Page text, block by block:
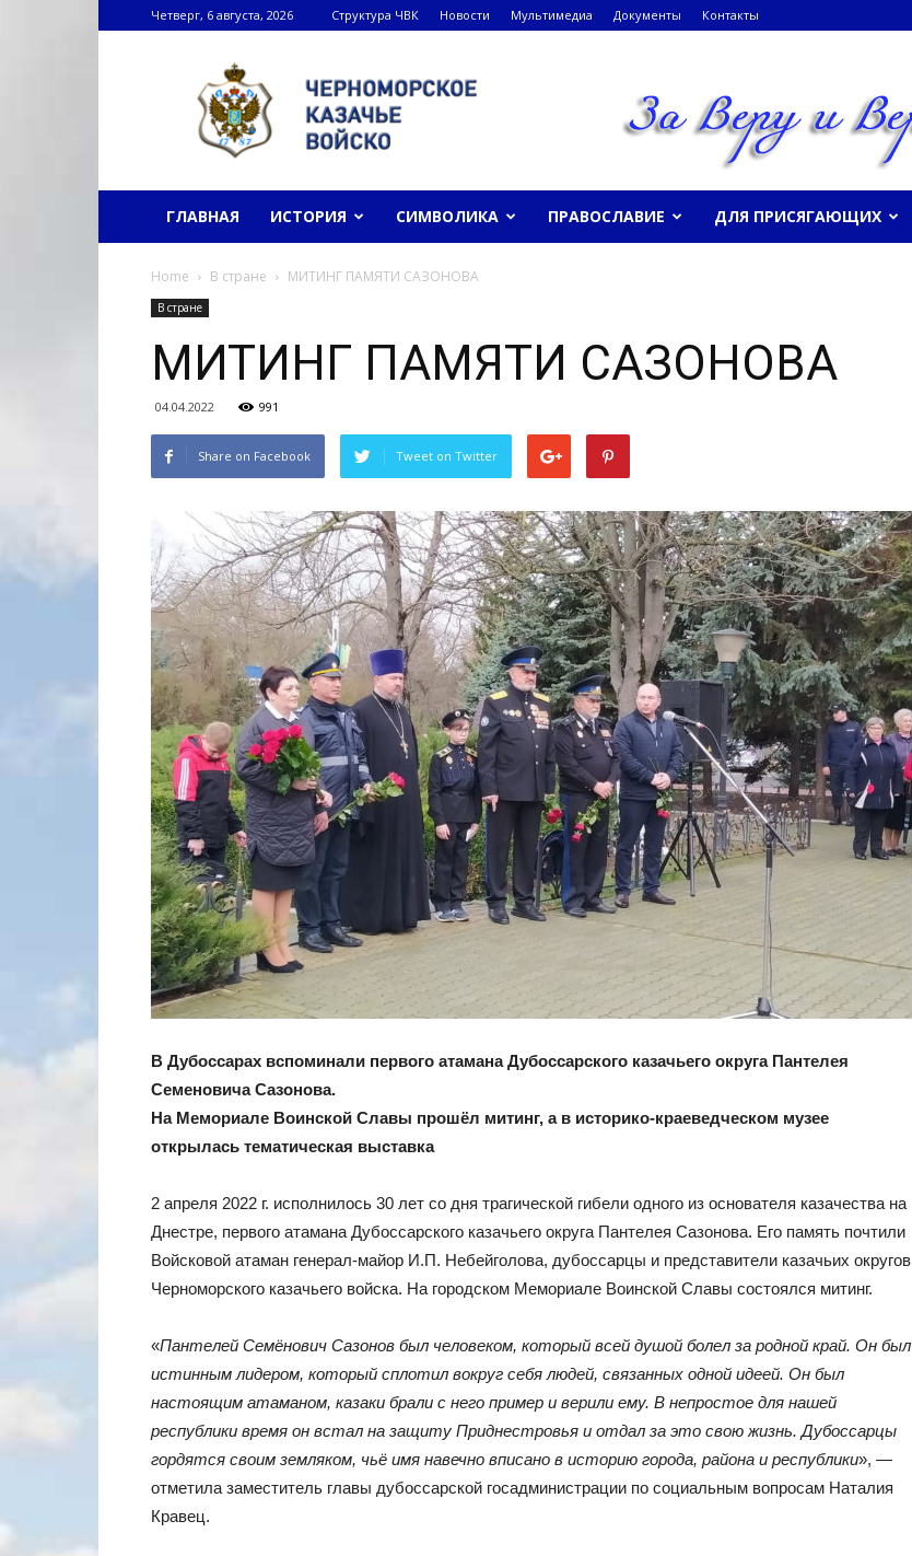
Четверг, 6 августа, 2026 Структура ЧВК Новости Мультимедиа Документы Контакты
Черноморское
казачье
войско
ГЛАВНАЯ ИСТОРИЯ СИМВОЛИКА ПРАВОСЛАВИЕ ДЛЯ ПРИСЯГАЮЩИХ
Home В стране МИТИНГ ПАМЯТИ САЗОНОВА
В стране
МИТИНГ ПАМЯТИ САЗОНОВА
04.04.2022 991
Share on Facebook Tweet on Twitter
В Дубоссарах вспоминали первого атамана Дубоссарского казачьего округа Пантелея
Семеновича Сазонова.
На Мемориале Воинской Славы прошёл митинг, а в историко-краеведческом музее
открылась тематическая выставка
2 апреля 2022 г. исполнилось 30 лет со дня трагической гибели одного из основателя казачества на
Днестре, первого атамана Дубоссарского казачьего округа Пантелея Сазонова. Его память почтили
Войсковой атаман генерал-майор И.П. Небейголова, дубоссарцы и представители казачьих округов
Черноморского казачьего войска. На городском Мемориале Воинской Славы состоялся митинг.
«Пантелей Семёнович Сазонов был человеком, который всей душой болел за родной край. Он был
истинным лидером, который сплотил вокруг себя людей, связанных одной идеей. Он был
настоящим атаманом, казаки брали с него пример и верили ему. В непростое для нашей
республики время он встал на защиту Приднестровья и отдал за это свою жизнь. Дубоссарцы
гордятся своим земляком, чьё имя навечно вписано в историю города, района и республики», —
отметила заместитель главы дубоссарской госадминистрации по социальным вопросам Наталия
Кравец.